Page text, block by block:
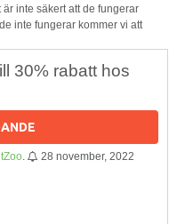
inte säkert att de fungerar
inte fungerar kommer vi att
30% rabatt hos
28 november, 2022